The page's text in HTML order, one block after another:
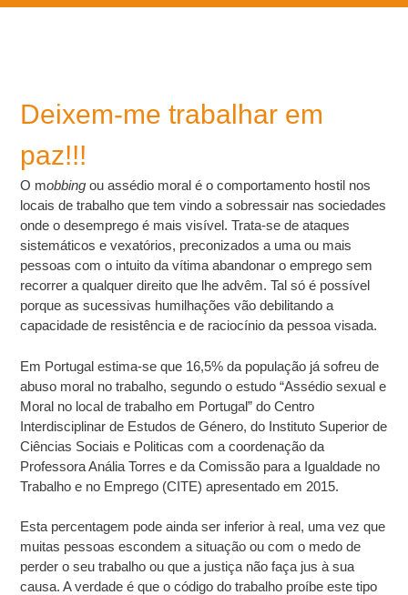
Deixem-me trabalhar em
paz!!!
O mobbing ou assédio moral é o comportamento hostil nos
locais de trabalho que tem vindo a sobressair nas sociedades
onde o desemprego é mais visível. Trata-se de ataques
sistemáticos e vexatórios, preconizados a uma ou mais
pessoas com o intuito da vítima abandonar o emprego sem
recorrer a qualquer direito que lhe advêm. Tal só é possível
porque as sucessivas humilhações vão debilitando a
capacidade de resistência e de raciocínio da pessoa visada.
Em Portugal estima-se que 16,5% da população já sofreu de
abuso moral no trabalho, segundo o estudo “Assédio sexual e
Moral no local de trabalho em Portugal” do Centro
Interdisciplinar de Estudos de Género, do Instituto Superior de
Ciências Sociais e Politicas com a coordenação da
Professora Anália Torres e da Comissão para a Igualdade no
Trabalho e no Emprego (CITE) apresentado em 2015.
Esta percentagem pode ainda ser inferior à real, uma vez que
muitas pessoas escondem a situação ou com o medo de
perder o seu trabalho ou que a justiça não faça jus à sua
causa. A verdade é que o código do trabalho proíbe este tipo